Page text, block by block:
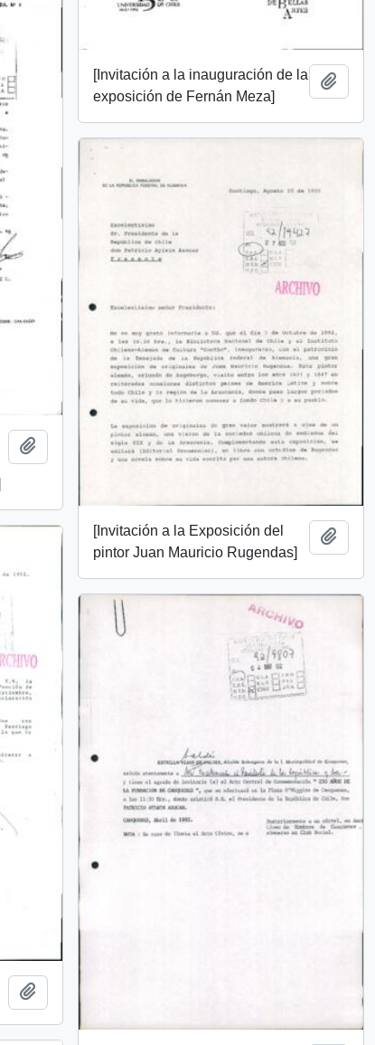
[Invitación a la inauguración de la
exposición de Fernán Meza]
Añadir al portapapeles
[Invitación a la Exposición del
pintor Juan Mauricio Rugendas]
Añadir al portapapeles